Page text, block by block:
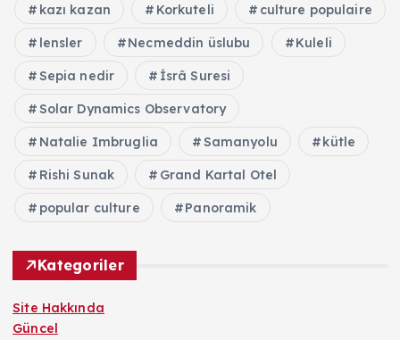
kazı kazan Korkuteli culture populaire
lensler Necmeddin üslubu Kuleli
Sepia nedir İsrâ Suresi
Solar Dynamics Observatory
Natalie Imbruglia Samanyolu kütle
Rishi Sunak Grand Kartal Otel
popular culture Panoramik
Kategoriler
Site Hakkında
Güncel